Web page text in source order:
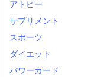
アトピー
サプリメント
スポーツ
ダイエット
パワーカード